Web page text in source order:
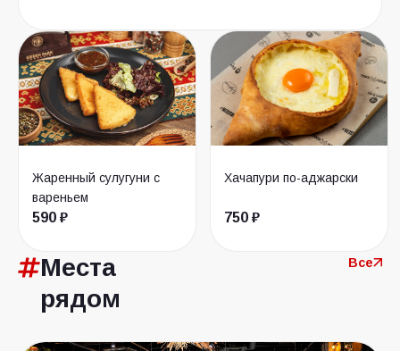
Жаренный сулугуни с
вареньем
590 ₽
Хачапури по-аджарски
750 ₽
Места
рядом
Все